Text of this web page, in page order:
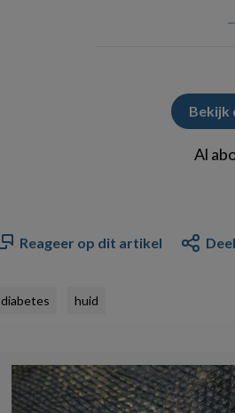
Bekijk
Al
Reageer op dit artikel
diabetes huid